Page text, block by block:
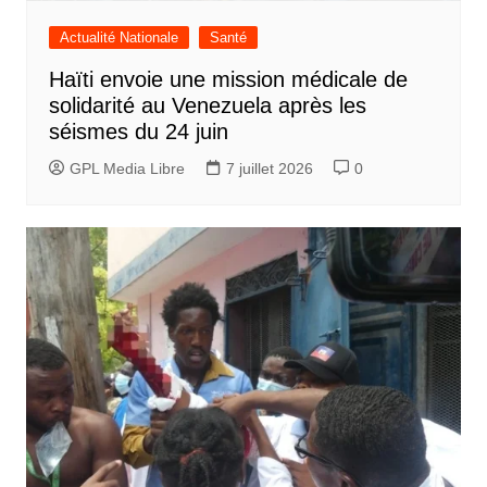
Actualité Nationale Santé
Haïti envoie une mission médicale de
solidarité au Venezuela après les
séismes du 24 juin
GPL Media Libre 7 juillet 2026 0